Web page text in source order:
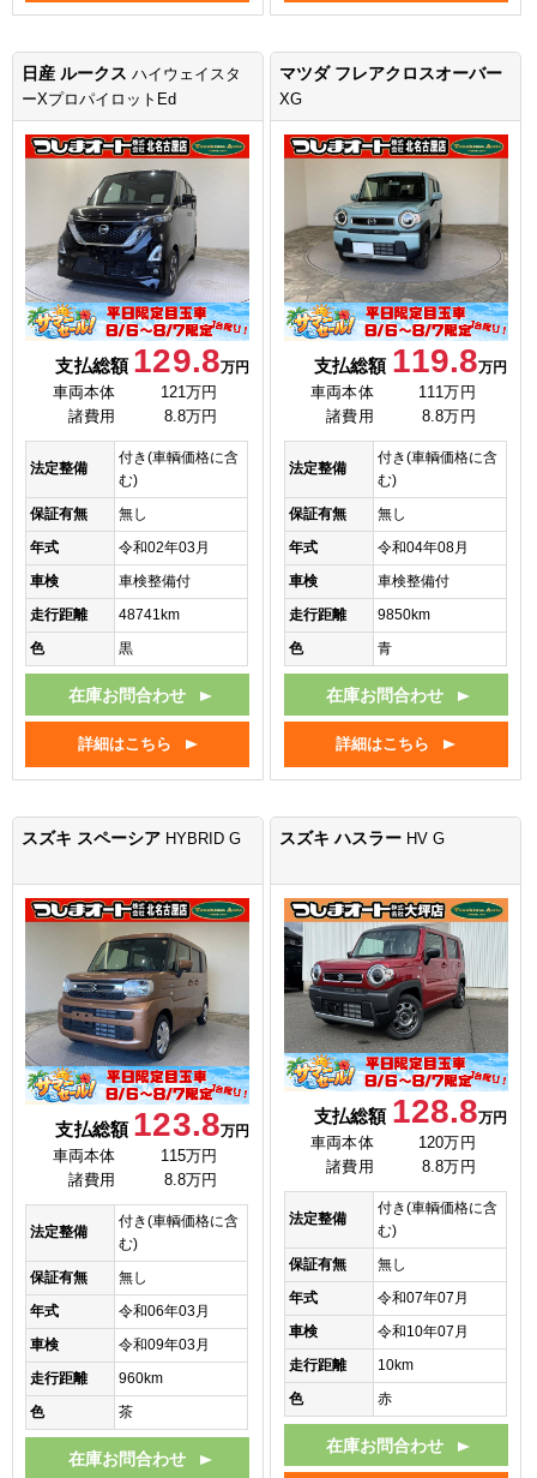
日産 ルークス ハイウェイスタ
ーXプロパイロットEd
支払総額 129.8万円
車両本体
121万円
諸費用
8.8万円
法定整備
付き(車輌価格に含
む)
保証有無
無し
年式
令和02年03月
車検
車検整備付
走行距離
48741km
色
黒
在庫お問合わせ
詳細はこちら
マツダ フレアクロスオーバー
XG
支払総額 119.8万円
車両本体
111万円
諸費用
8.8万円
法定整備
付き(車輌価格に含
む)
保証有無
無し
年式
令和04年08月
車検
車検整備付
走行距離
9850km
色
青
在庫お問合わせ
詳細はこちら
スズキ スペーシア HYBRID G
支払総額 123.8万円
車両本体
115万円
諸費用
8.8万円
法定整備
付き(車輌価格に含
む)
保証有無
無し
年式
令和06年03月
車検
令和09年03月
走行距離
960km
色
茶
在庫お問合わせ
スズキ ハスラー HV G
支払総額 128.8万円
車両本体
120万円
諸費用
8.8万円
法定整備
付き(車輌価格に含
む)
保証有無
無し
年式
令和07年07月
車検
令和10年07月
走行距離
10km
色
赤
在庫お問合わせ